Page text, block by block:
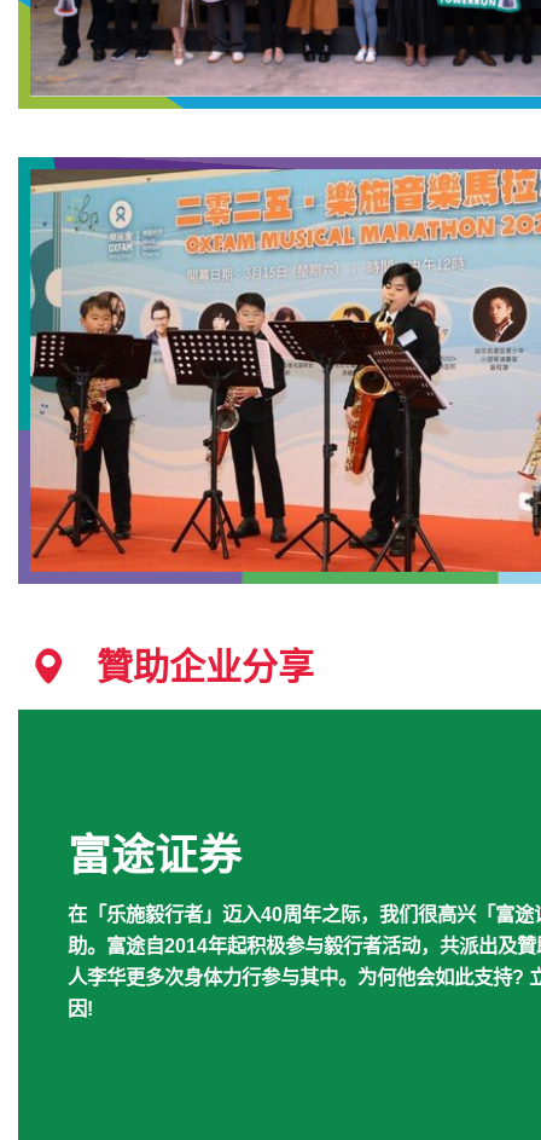
贊助企业分享
富途证券
在「乐施毅行者」迈入40周年之际，我们很高兴「富
助。富途自2014年起积极参与毅行者活动，共派出及
人李华更多次身体力行参与其中。为何他会如此支持?
因!